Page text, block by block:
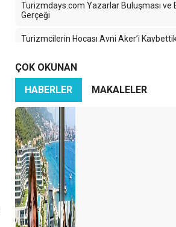
Turizmdays.com Yazarlar Buluşması ve
Gerçeği
Turizmcilerin Hocası Avni Aker’i
Turizmde Yanlış Yoldayız: Nicelik
Kaybediyoruz
Türkiye Turizminde 2025: Ayağımıza
Karadeniz’in Sessiz Güzelliği: Turizmin
Ama Hangi Bedelle?
İran-İsrail Savaşı Turizmi Vurdu: Türk
Tehlikede mi?
Azerbaycan Turizme Göz Kırpıyor
Türkiye’nin En Büyük Rakibi: Yine Türkiye
ÇOK OKUNAN
HABERLER
MAKALELER